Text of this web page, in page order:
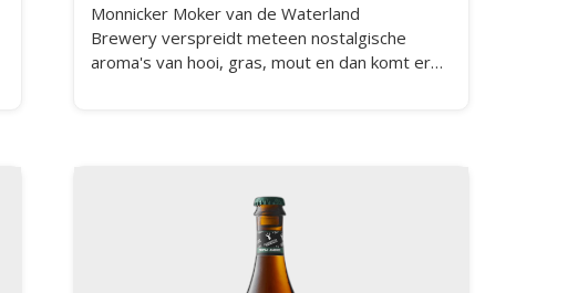
Monnicker Moker van de Waterland
Brewery verspreidt meteen nostalgische
aroma's van hooi, gras, mout en dan komt er